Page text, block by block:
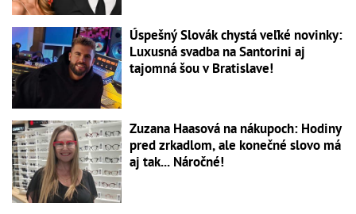
Úspešný Slovák chystá veľké novinky:
Luxusná svadba na Santorini aj
tajomná šou v Bratislave!
Zuzana Haasová na nákupoch: Hodiny
pred zrkadlom, ale konečné slovo má
aj tak... Náročné!